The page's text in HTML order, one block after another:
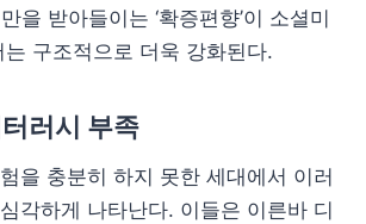
을 받아들이는 ‘확증편향’이 소셜미
는 구조적으로 더욱 강화된다.
러시 부족
을 충분히 하지 못한 세대에서 이러
각하게 나타난다. 이들은 이른바 디